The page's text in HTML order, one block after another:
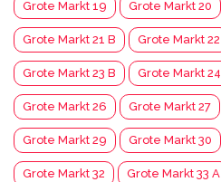
Grote Markt 19 Grote Markt 20
Grote Markt 21 B Grote Markt 22
Grote Markt 23 B Grote Markt 24
Grote Markt 26 Grote Markt 27
Grote Markt 29 Grote Markt 30
Grote Markt 32 Grote Markt 33 A